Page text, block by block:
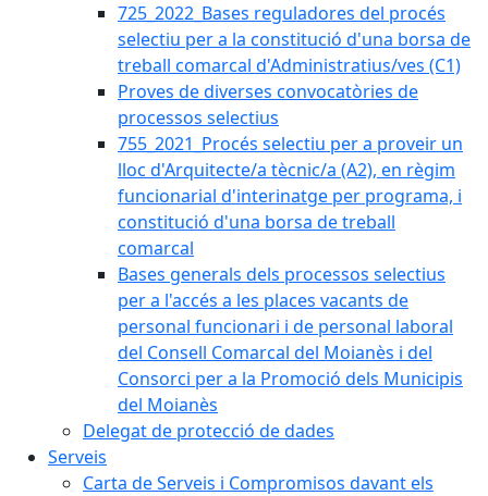
725_2022_Bases reguladores del procés
selectiu per a la constitució d'una borsa de
treball comarcal d'Administratius/ves (C1)
Proves de diverses convocatòries de
processos selectius
755_2021_Procés selectiu per a proveir un
lloc d'Arquitecte/a tècnic/a (A2), en règim
funcionarial d'interinatge per programa, i
constitució d'una borsa de treball
comarcal
Bases generals dels processos selectius
per a l'accés a les places vacants de
personal funcionari i de personal laboral
del Consell Comarcal del Moianès i del
Consorci per a la Promoció dels Municipis
del Moianès
Delegat de protecció de dades
Serveis
Carta de Serveis i Compromisos davant els